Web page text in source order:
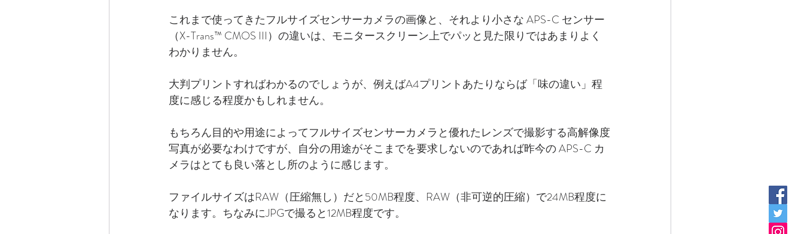
これまで使ってきたフルサイズセンサーカメラの画像と、それより小さな APS-C センサー
（X-Trans™ CMOS III）の違いは、モニタースクリーン上でパッと見た限りではあまりよく
わかりません。
大判プリントすればわかるのでしょうが、例えばA4プリントあたりならば「味の違い」程
度に感じる程度かもしれません。
もちろん目的や用途によってフルサイズセンサーカメラと優れたレンズで撮影する高解像度
写真が必要なわけですが、自分の用途がそこまでを要求しないのであれば昨今の APS-C カ
メラはとても良い落とし所のように感じます。
ファイルサイズはRAW（圧縮無し）だと50MB程度、RAW（非可逆的圧縮）で24MB程度に
なります。ちなみにJPGで撮ると12MB程度です。